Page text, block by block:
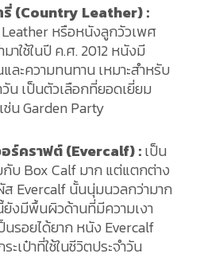
(Country Leather) :
หรือหนังลูกวัวเพศ
าใช้ในปี ค.ศ. 2012 หนังมี
ละความทนทาน เหมาะสำหรับ
วัน เป็นตัวเลือกที่ยอดเยี่ยม
ช่น Garden Party
อร์คราฟต์ (Evercalf) :เป็น
บ Box Calf มาก แต่แตกต่าง
Evercalf นั้นนุ่มนวลกว่ามาก
งมีพื้นผิวด้านที่มีความเงา
รอยได้ยาก หนัง Evercalf
ะเป๋าที่ใช้ในชีวิตประจำวัน